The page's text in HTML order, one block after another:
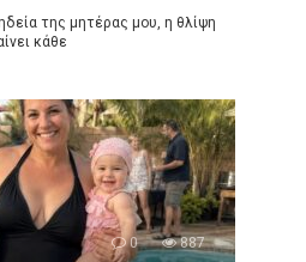
της μητέρας μου, η θλίψη
κάθε
0 887